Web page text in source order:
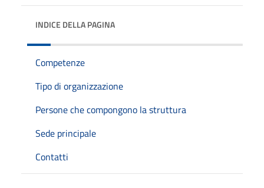
INDICE DELLA PAGINA
Competenze
Tipo di organizzazione
Persone che compongono la struttura
Sede principale
Contatti